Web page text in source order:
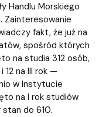
Handlu Morskiego
Zainteresowanie
fakt, że już na
spośród których
na studia 312 osób,
12 na III rok —
w Instytucie
na I rok studiów
stan do 610.